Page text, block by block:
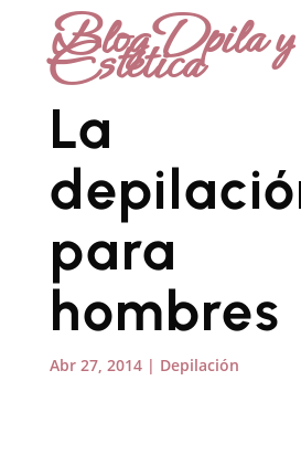
Blog Dpila y
Estética
La
para
hombres
Abr 27, 2014| Depilación